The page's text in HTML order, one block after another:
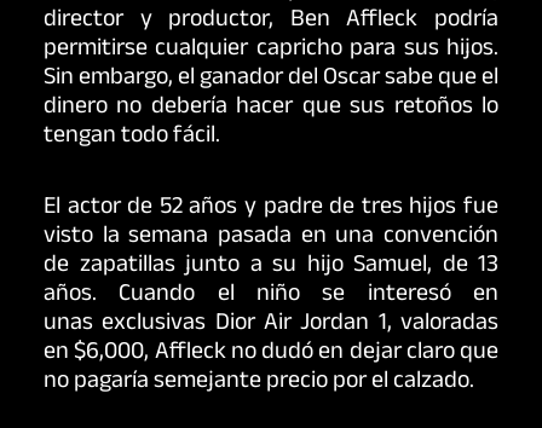
director y productor, Ben Affleck podría
permitirse cualquier capricho para sus hijos.
Sin embargo, el ganador del Oscar sabe que el
dinero no debería hacer que sus retoños lo
tengan todo fácil.
El actor de 52 años y padre de tres hijos fue
visto la semana pasada en una convención
de zapatillas junto a su hijo Samuel, de 13
años. Cuando el niño se interesó en
unas exclusivas Dior Air Jordan 1, valoradas
en $6,000, Affleck no dudó en dejar claro que
no pagaría semejante precio por el calzado.